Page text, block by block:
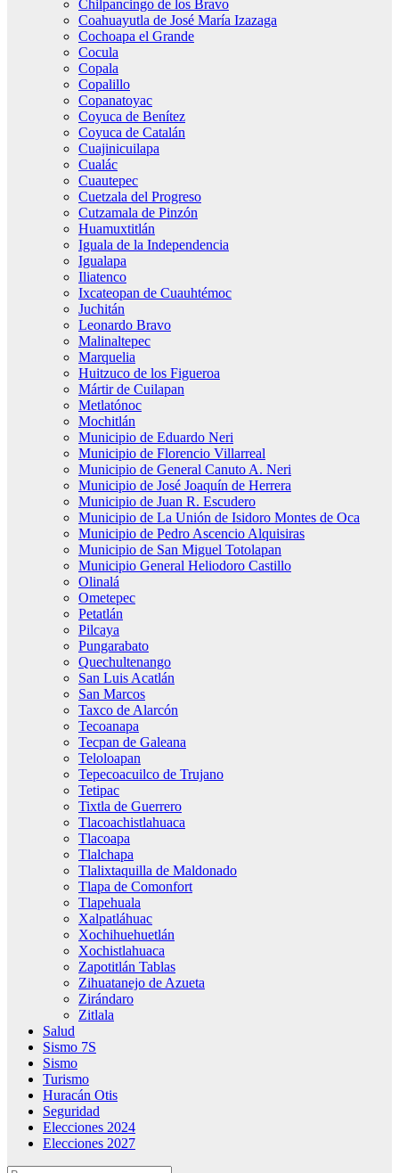
Chilpancingo de los Bravo
Coahuayutla de José María Izazaga
Cochoapa el Grande
Cocula
Copala
Copalillo
Copanatoyac
Coyuca de Benítez
Coyuca de Catalán
Cuajinicuilapa
Cualác
Cuautepec
Cuetzala del Progreso
Cutzamala de Pinzón
Huamuxtitlán
Iguala de la Independencia
Igualapa
Iliatenco
Ixcateopan de Cuauhtémoc
Juchitán
Leonardo Bravo
Malinaltepec
Marquelia
Huitzuco de los Figueroa
Mártir de Cuilapan
Metlatónoc
Mochitlán
Municipio de Eduardo Neri
Municipio de Florencio Villarreal
Municipio de General Canuto A. Neri
Municipio de José Joaquín de Herrera
Municipio de Juan R. Escudero
Municipio de La Unión de Isidoro Montes de Oca
Municipio de Pedro Ascencio Alquisiras
Municipio de San Miguel Totolapan
Municipio General Heliodoro Castillo
Olinalá
Ometepec
Petatlán
Pilcaya
Pungarabato
Quechultenango
San Luis Acatlán
San Marcos
Taxco de Alarcón
Tecoanapa
Tecpan de Galeana
Teloloapan
Tepecoacuilco de Trujano
Tetipac
Tixtla de Guerrero
Tlacoachistlahuaca
Tlacoapa
Tlalchapa
Tlalixtaquilla de Maldonado
Tlapa de Comonfort
Tlapehuala
Xalpatláhuac
Xochihuehuetlán
Xochistlahuaca
Zapotitlán Tablas
Zihuatanejo de Azueta
Zirándaro
Zitlala
Salud
Sismo 7S
Sismo
Turismo
Huracán Otis
Seguridad
Elecciones 2024
Elecciones 2027